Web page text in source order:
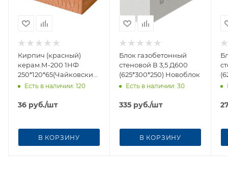
Кирпич (красный)
керам.М-200 1НФ
250*120*65(Чайковский)
поддон 336шт
Есть в наличии: 120
36 руб./шт
В КОРЗИНУ
Блок газобетонный
стеновой В 3,5 Д600
(625*300*250) Новоблок
Есть в наличии: 30
335 руб./шт
В КОРЗИНУ